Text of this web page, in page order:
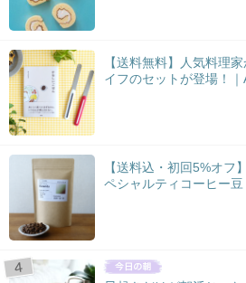
【送料無料】人気料理
イフのセットが登場！｜
【送料込・初回5%オフ
ペシャルティコーヒー豆